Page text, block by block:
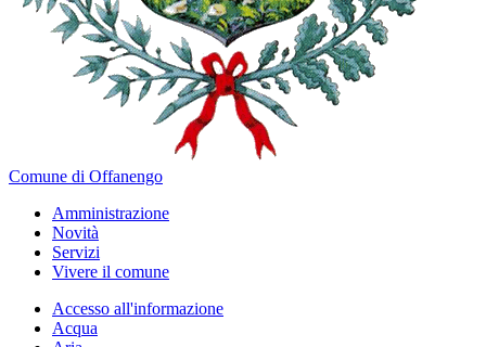
Comune di Offanengo
Amministrazione
Novità
Servizi
Vivere il comune
Accesso all'informazione
Acqua